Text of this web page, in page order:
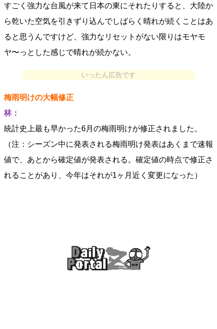
すごく強力な台風が来て日本の東にそれたりすると、大陸か
ら乾いた空気を引きずり込んでしばらく晴れが続くことはあ
ると思うんですけど、強力なリセットがない限りはモヤモ
ヤ〜っとした感じで晴れが続かない。
いったん広告です
梅雨明けの大幅修正
林：
統計史上最も早かった6月の梅雨明けが修正されました。
（注：シーズン中に発表される梅雨明け発表はあくまで速報
値で、あとから確定値が発表される。確定値の時点で修正さ
れることがあり、今年はそれが1ヶ月近く変更になった）